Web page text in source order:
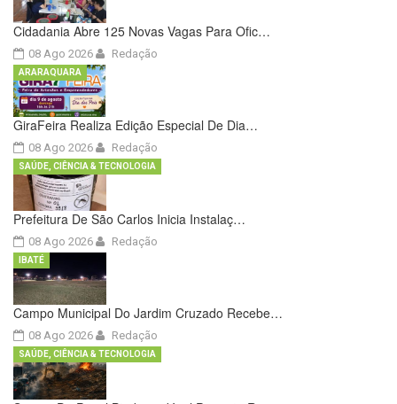
Cidadania Abre 125 Novas Vagas Para Ofic…
08 Ago 2026 Redação
GiraFeira Realiza Edição Especial De Dia…
08 Ago 2026
ARARAQUARA
Redação
Prefeitura De São Carlos Inicia Instalaç…
08 Ago 2026
SAÚDE, CIÊNCIA & TECNOLOGIA
Redação
Campo Municipal Do Jardim Cruzado Recebe…
08 Ago 2026
IBATÉ
Redação
SAÚDE, CIÊNCIA & TECNOLOGIA